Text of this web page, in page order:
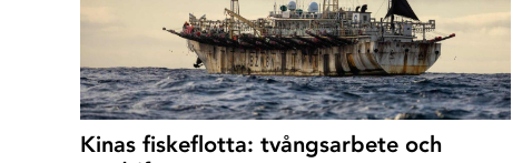
Kinas fiskeflotta: tvångsarbete och